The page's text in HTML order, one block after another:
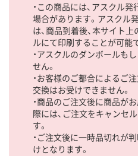
・この商品には、アスクル
場合があります。アスクル
は、商品到着後、本サイト
ルにて印刷することが可能
・アスクルのダンボールも
せん。
・お客様のご都合によるご注
交換はお受けできません。
・商品のご注文後に商品が
際には、ご注文をキャンセ
す。
・ご注文後に一時品切れが
けとなります。